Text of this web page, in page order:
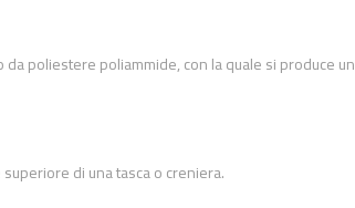
poliestere poliammide, con la quale si produce un
di una tasca o creniera.